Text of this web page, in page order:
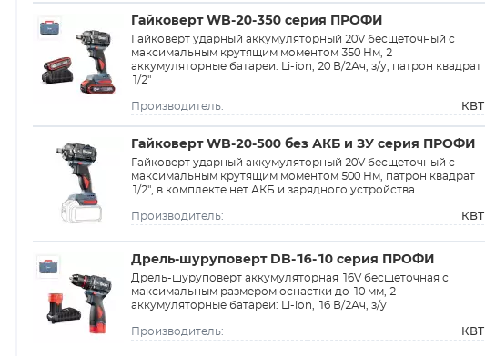
Гайковерт WB-20-350 серия ПРОФИ
Гайковерт ударный аккумуляторный 20V бесщеточный с
максимальным крутящим моментом 350 Нм, 2
аккумуляторные батареи: Li-ion, 20 В/2Ач, з/у, патрон квадрат
1/2"
Производитель: КВТ
Гайковерт WB-20-500 без АКБ и ЗУ серия ПРОФИ
Гайковерт ударный аккумуляторный 20V бесщеточный с
максимальным крутящим моментом 500 Нм, патрон квадрат
1/2", в комплекте нет АКБ и зарядного устройства
Производитель: КВТ
Дрель-шуруповерт DB-16-10 серия ПРОФИ
Дрель-шуруповерт аккумуляторная 16V бесщеточная с
максимальным размером оснастки до 10 мм, 2
аккумуляторные батареи: Li-ion, 16 В/2Ач, з/у
Производитель: КВТ